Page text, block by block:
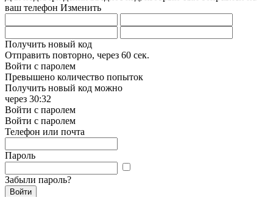
ваш телефон Изменить
Получить новый код
Отправить повторно, через 60 сек.
Войти с паролем
Превышено количество попыток
Получить новый код можно
через 30:32
Войти с паролем
Войти с паролем
Телефон или почта
Пароль
Забыли пароль?
Войти